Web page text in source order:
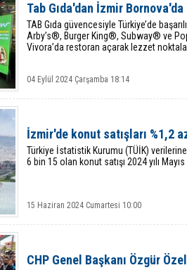
Tab Gıda'dan İzmir
TAB Gıda güvencesiyle Türkiye’de
Arby’s®, Burger King®, Subway® ve
Vivora’da restoran açarak lezzet
04 Eylül 2024 Çarşamba 18:14
İzmir'de konut satışları %1,2
Türkiye İstatistik Kurumu (TÜİK) verilerine
6 bin 15 olan konut satışı 2024 yılı
15 Haziran 2024 Cumartesi 10:00
CHP Genel Başkanı Özgür